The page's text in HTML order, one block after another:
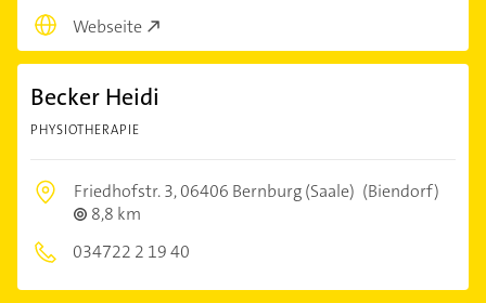
Webseite
Becker Heidi
PHYSIOTHERAPIE
Friedhofstr. 3,06406 Bernburg (Saale) (Biendorf)
8,8 km
034722 2 19 40